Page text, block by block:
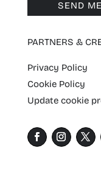
SEND
PARTNERS &
Privacy Policy
Cookie Policy
Update cookie